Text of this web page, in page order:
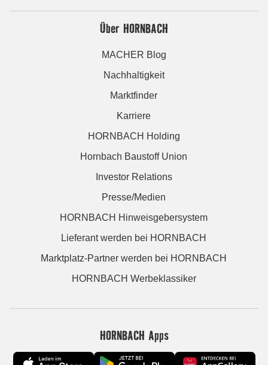
Über HORNBACH
MACHER Blog
Nachhaltigkeit
Marktfinder
Karriere
HORNBACH Holding
Hornbach Baustoff Union
Investor Relations
Presse/Medien
HORNBACH Hinweisgebersystem
Lieferant werden bei HORNBACH
Marktplatz-Partner werden bei HORNBACH
HORNBACH Werbeklassiker
HORNBACH Apps